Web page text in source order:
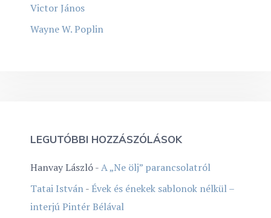
Victor János
Wayne W. Poplin
LEGUTÓBBI HOZZÁSZÓLÁSOK
Hanvay László-A „Ne ölj” parancsolatról
Tatai István- Évek és énekek sablonok nélkül –
interjú Pintér Bélával